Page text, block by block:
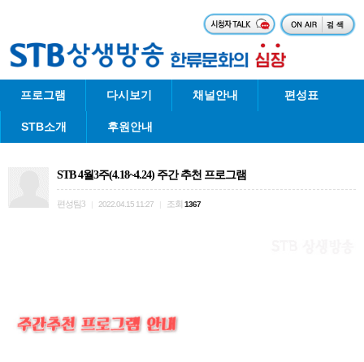
프로그램 다시보기 채널안내 편성표
STB소개 후원안내
STB 4월3주(4.18~4.24) 주간 추천 프로그램
편성팀3 2022.04.15 11:27 조회 1367